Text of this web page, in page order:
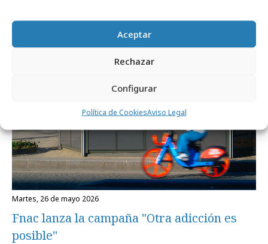
Aceptar
Rechazar
Configurar
Política de CookiesAviso Legal
martes, 26 de mayo 2026
Fnac lanza la campaña "Otra adicción es
posible"